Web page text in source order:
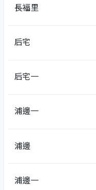
長福里
后宅
后宅一
浦邊一
浦邊
浦邊一